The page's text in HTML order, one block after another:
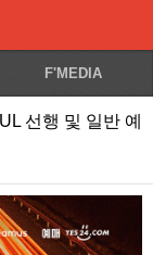
F'MEDIA
선행 및 일반 예